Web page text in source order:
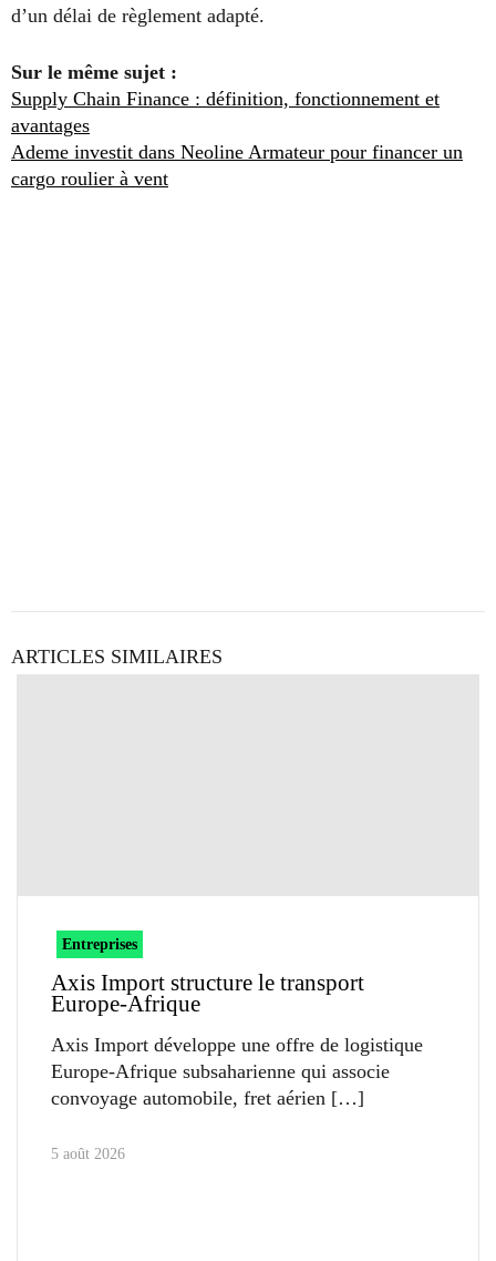
d’un délai de règlement adapté.
Sur le même sujet :
Supply Chain Finance : définition, fonctionnement et
avantages
Ademe investit dans Neoline Armateur pour financer un
cargo roulier à vent
ARTICLES SIMILAIRES
Entreprises
Axis Import structure le transport
Europe-Afrique
Axis Import développe une offre de logistique
Europe-Afrique subsaharienne qui associe
convoyage automobile, fret aérien
5 août 2026